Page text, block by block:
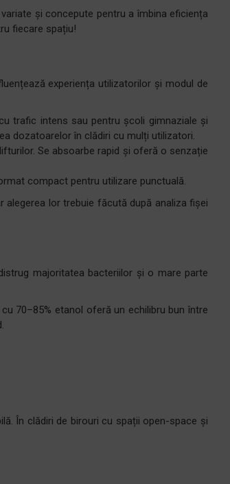
și concepute pentru a îmbina eficiența
fiecare spațiu!
experiența utilizatorilor și modul de
trafic intens sau pentru școli gimnaziale și
dozatoarelor în clădiri cu mulți utilizatori.
Se absoarbe rapid și oferă o senzație
compact pentru utilizare punctuală.
lor trebuie făcută după analiza fișei
majoritatea bacteriilor și o mare parte
70–85% etanol oferă un echilibru bun între
În clădiri de birouri cu spații open-space și